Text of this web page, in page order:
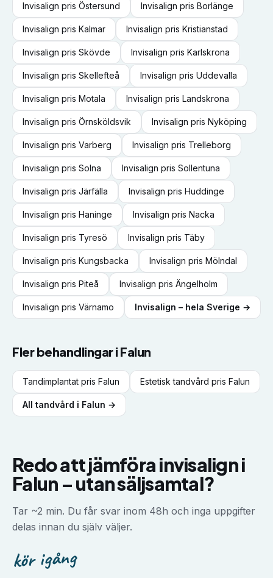
Invisalign pris Östersund Invisalign pris Borlänge
Invisalign pris Kalmar Invisalign pris Kristianstad
Invisalign pris Skövde Invisalign pris Karlskrona
Invisalign pris Skellefteå Invisalign pris Uddevalla
Invisalign pris Motala Invisalign pris Landskrona
Invisalign pris Örnsköldsvik Invisalign pris Nyköping
Invisalign pris Varberg Invisalign pris Trelleborg
Invisalign pris Solna Invisalign pris Sollentuna
Invisalign pris Järfälla Invisalign pris Huddinge
Invisalign pris Haninge Invisalign pris Nacka
Invisalign pris Tyresö Invisalign pris Täby
Invisalign pris Kungsbacka Invisalign pris Mölndal
Invisalign pris Piteå Invisalign pris Ängelholm
Invisalign pris Värnamo Invisalign – hela Sverige →
Fler behandlingar i Falun
Tandimplantat pris Falun Estetisk tandvård pris Falun
All tandvård i Falun →
Redo att jämförainvisaligni
Falun –utan säljsamtal?
Tar ~2 min. Du får svar inom 48h och inga uppgifter
delas innan du själv väljer.
kör igång